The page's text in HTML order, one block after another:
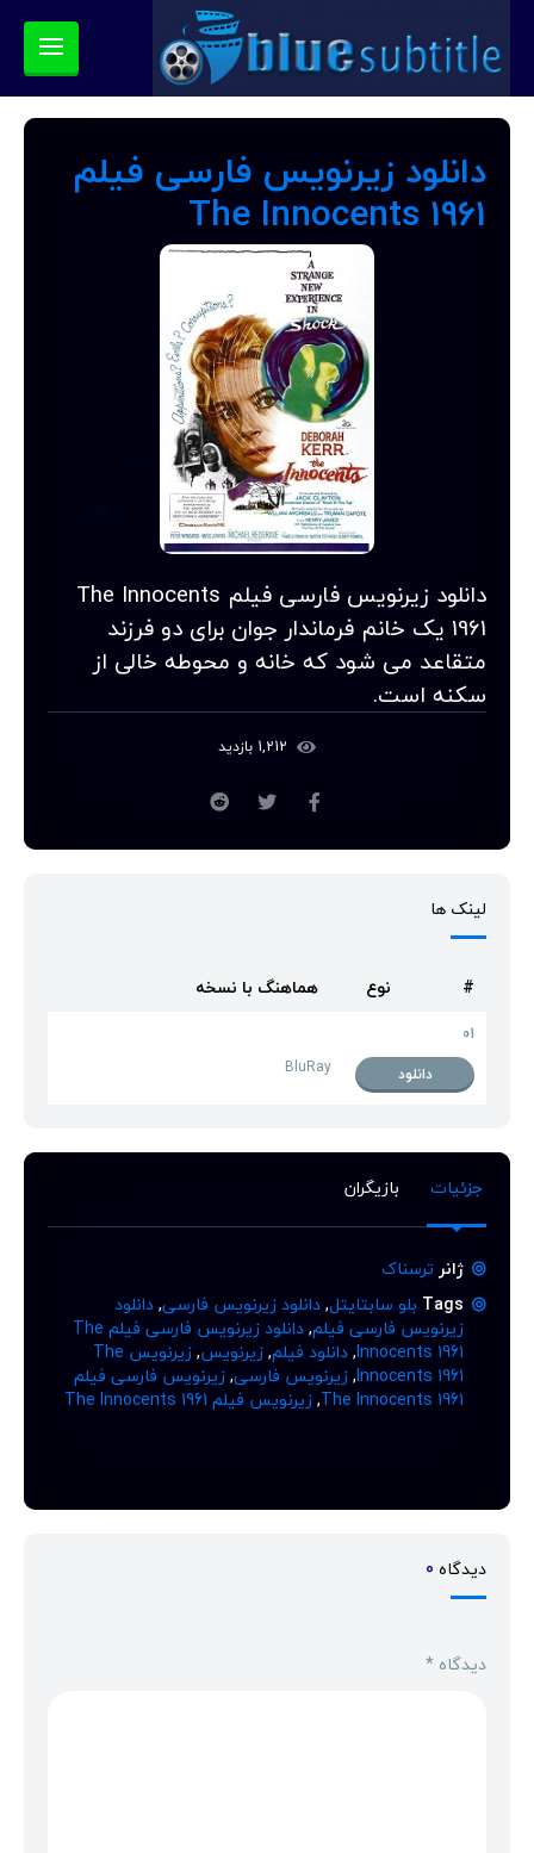
دانلود زیرنویس فارسی فیلم
The Innocents 1961
دانلود زیرنویس فارسی فیلم The Innocents
1961 یک خانم فرماندار جوان برای دو فرزند
متقاعد می شود که خانه و محوطه خالی از
سکنه است.
لینک ها
# نوع هماهنگ با نسخه
01
دانلود
BluRay
جزئیات بازیگران
ژانر ترسناک
Tags بلو سابتایتل,دانلود زیرنویس فارسی,دانلود
زیرنویس فارسی فیلم,
دانلود زیرنویس فارسی فیلم The
Innocents 1961
,دانلود فیلم,زیرنویس,
زیرنویس The
Innocents 1961
,زیرنویس فارسی,زیرنویس فارسی فیلم
The Innocents 1961
,زیرنویس فیلم The Innocents 1961
دیدگاه 0
دیدگاه *